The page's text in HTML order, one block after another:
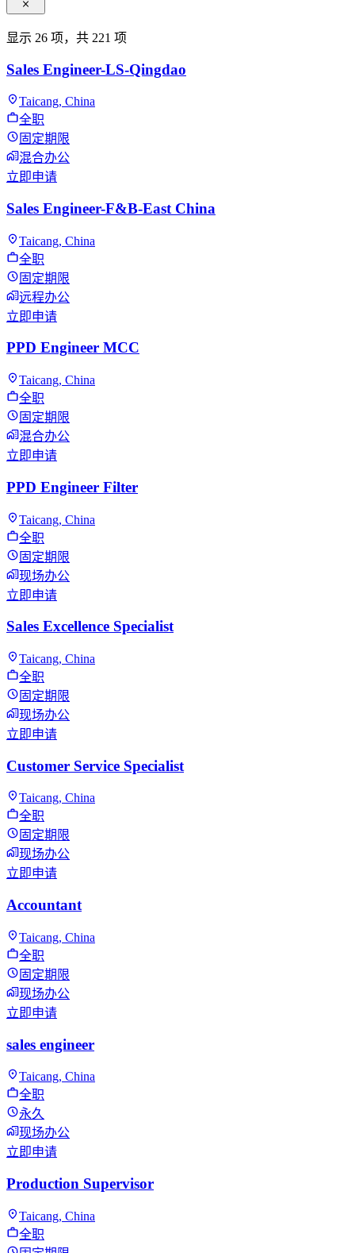
显示 26 项，共 221 项
Sales Engineer-LS-Qingdao
Taicang, China
全职
固定期限
混合办公
立即申请
Sales Engineer-F&B-East China
Taicang, China
全职
固定期限
远程办公
立即申请
PPD Engineer MCC
Taicang, China
全职
固定期限
混合办公
立即申请
PPD Engineer Filter
Taicang, China
全职
固定期限
现场办公
立即申请
Sales Excellence Specialist
Taicang, China
全职
固定期限
现场办公
立即申请
Customer Service Specialist
Taicang, China
全职
固定期限
现场办公
立即申请
Accountant
Taicang, China
全职
固定期限
现场办公
立即申请
sales engineer
Taicang, China
全职
永久
现场办公
立即申请
Production Supervisor
Taicang, China
全职